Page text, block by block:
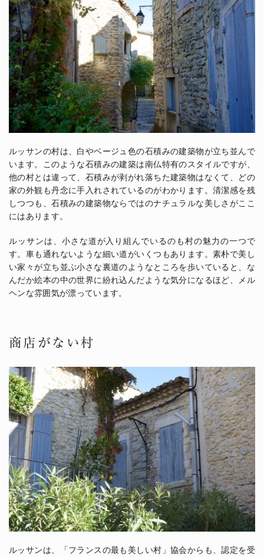
ルッサンの村は、白やベージュ色の石積みの建築物が立ち並んで
います。このような石積みの建築は南仏特有のスタイルですが、
他の村とは違って、石積みが剥がれ落ちた建築物はなくて、どの
家の外観も丹念に手入れされているのがわかります。清潔感を残
しつつも、石積みの建築物ならではのナチュラルな美しさがここ
にはあります。
ルッサンは、小さな道が入り組んでいるのも村の魅力の一つで
す。車も通れないような細い道がいくつもあります。素朴で美し
い家々が立ち並ぶ小さな裏道のようなところを歩いていると、な
んだか絵本の中の世界に紛れ込んだような気分になるほど、メル
ヘンな雰囲気が漂っています。
商店がない村
ルッサンは、「フランスの最も美しい村」協会からも、認定を受